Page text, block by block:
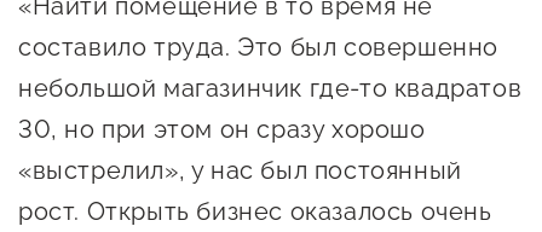
Центр информационно-
консультационного
О центре
Поддержка центра
Центр образовательных
программ и молодежного
«Найти помещение в то время не
составило труда. Это был совершенно
небольшой магазинчик где-то квадратов
30, но при этом он сразу хорошо
«выстрелил», у нас был постоянный
рост. Открыть бизнес оказалось очень